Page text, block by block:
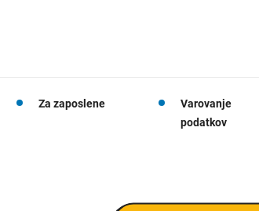
Za zaposlene
Varovanje
podatkov